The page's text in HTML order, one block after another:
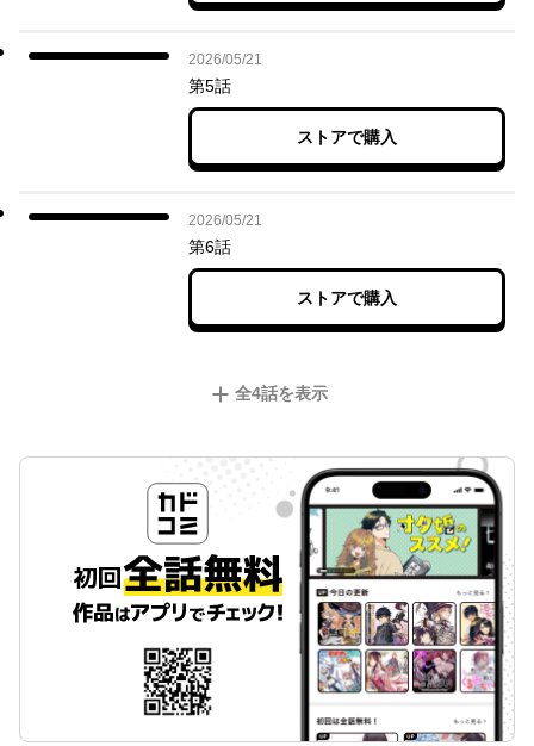
2026/05/21
2026年05月21日
第5話
ストアで購入
2026/05/21
2026年05月21日
第6話
ストアで購入
全4話を表示